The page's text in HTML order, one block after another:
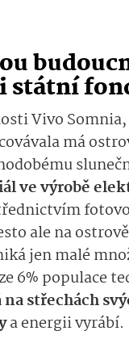
státní
Vivo
má
ve výrobě
ale na
jen malé
6% populace
na střechách
a energii vyrábí.